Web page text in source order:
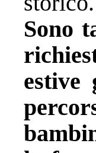
Sono
estive